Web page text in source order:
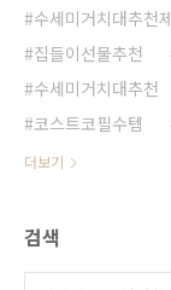
수세미거치대추천
집들이선물추천
수세미거치대추천
코스트코필수템
더보기
검색